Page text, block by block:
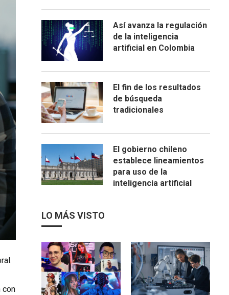
con
Así avanza la regulación
de la inteligencia
artificial en Colombia
El fin de los resultados
de búsqueda
tradicionales
El gobierno chileno
establece lineamientos
para uso de la
inteligencia artificial
LO MÁS VISTO